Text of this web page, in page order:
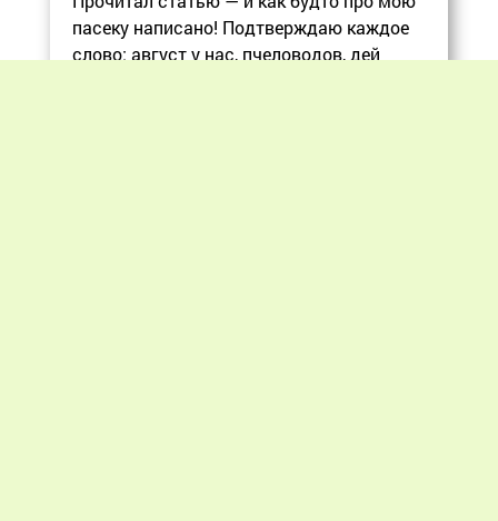
пасеку написано! Подтверждаю каждое
слово: август у нас, пчеловодов, дей